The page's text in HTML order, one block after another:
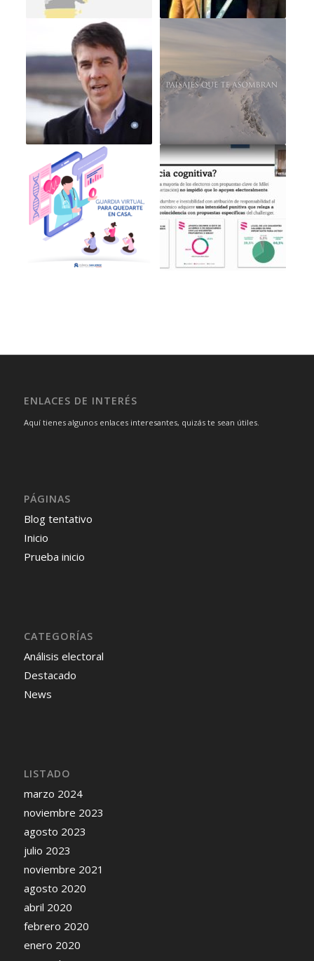
ENLACES DE INTERÉS
Aquí tienes algunos enlaces interesantes, quizás te sean útiles.
PÁGINAS
Blog tentativo
Inicio
Prueba inicio
CATEGORÍAS
Análisis electoral
Destacado
News
LISTADO
marzo 2024
noviembre 2023
agosto 2023
julio 2023
noviembre 2021
agosto 2020
abril 2020
febrero 2020
enero 2020